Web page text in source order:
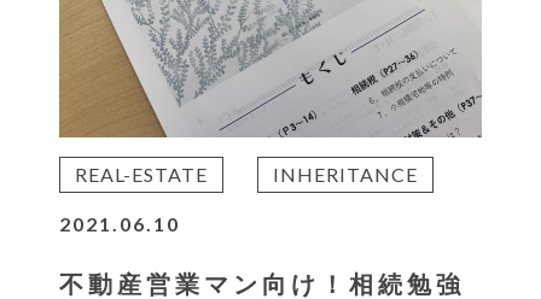
REAL-ESTATE INHERITANCE
2021.06.10
不動産営業マン向け！相続勉強